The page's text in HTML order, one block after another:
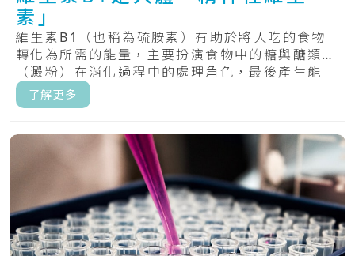
素」
維生素B1（也稱為硫胺素）有助於將人吃的食物
轉化為所需的能量，主要扮演食物中的糖與醣類
（澱粉）在消化過程中的處理角色，最後產生能
量。.....
了解更多